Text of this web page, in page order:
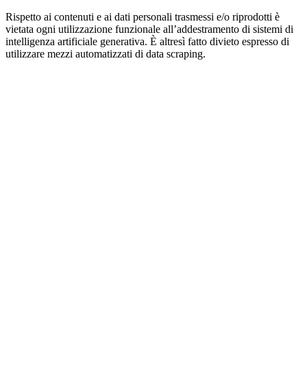
Rispetto ai contenuti e ai dati personali trasmessi e/o riprodotti è
vietata ogni utilizzazione funzionale all’addestramento di sistemi di
intelligenza artificiale generativa. È altresì fatto divieto espresso di
utilizzare mezzi automatizzati di data scraping.